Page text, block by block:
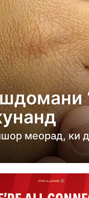
меорад, ки